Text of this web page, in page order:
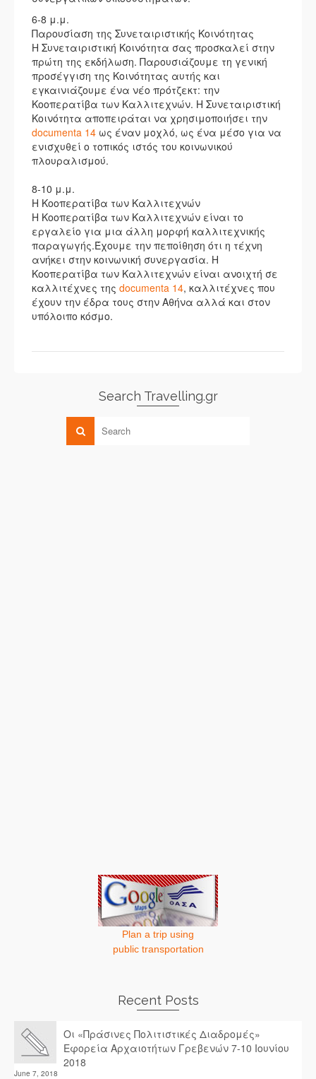
6-8 μ.μ.
Παρουσίαση της Συνεταιριστικής Κοινότητας
Η Συνεταιριστική Κοινότητα σας προσκαλεί στην
πρώτη της εκδήλωση. Παρουσιάζουμε τη γενική
προσέγγιση της Κοινότητας αυτής και
εγκαινιάζουμε ένα νέο πρότζεκτ: την
Κοοπερατίβα των Καλλιτεχνών. Η Συνεταιριστική
Κοινότητα αποπειράται να χρησιμοποιήσει την
documenta 14 ως έναν μοχλό, ως ένα μέσο για να
ενισχυθεί ο τοπικός ιστός του κοινωνικού
πλουραλισμού.
8-10 μ.μ.
Η Κοοπερατίβα των Καλλιτεχνών
Η Κοοπερατίβα των Καλλιτεχνών είναι το
εργαλείο για μια άλλη μορφή καλλιτεχνικής
παραγωγής.Έχουμε την πεποίθηση ότι η τέχνη
ανήκει στην κοινωνική συνεργασία. Η
Κοοπερατίβα των Καλλιτεχνών είναι ανοιχτή σε
καλλιτέχνες της documenta 14, καλλιτέχνες που
έχουν την έδρα τους στην Αθήνα αλλά και στον
υπόλοιπο κόσμο.
Search Travelling.gr
Plan a trip using
public transportation
Recent Posts
Οι «Πράσινες Πολιτιστικές Διαδρομές»
Εφορεία Αρχαιοτήτων Γρεβενών 7-10 Ιουνίου
2018
June 7, 2018